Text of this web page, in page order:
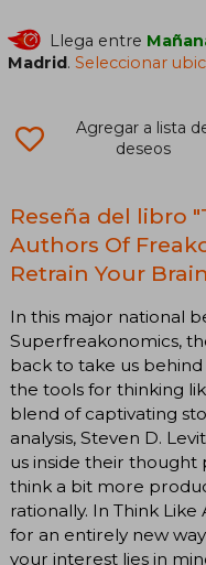
Llega entre
Madrid.Seleccionar
Agregar a lista
deseos
Reseña del libro
Authors Of
Retrain Your
In this major national
Superfreakonomics,
back to take us
the tools for thinking
blend of captivating
analysis, Steven D.
us inside their thought
think a bit more
rationally. In Think
for an entirely new
your interest lies in